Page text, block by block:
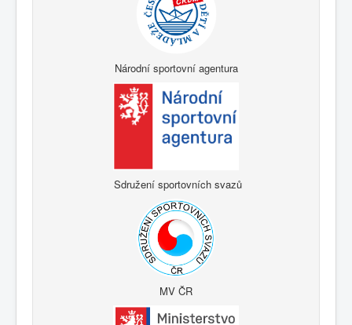
Národní sportovní agentura
Sdružení sportovních svazů
MV ČR